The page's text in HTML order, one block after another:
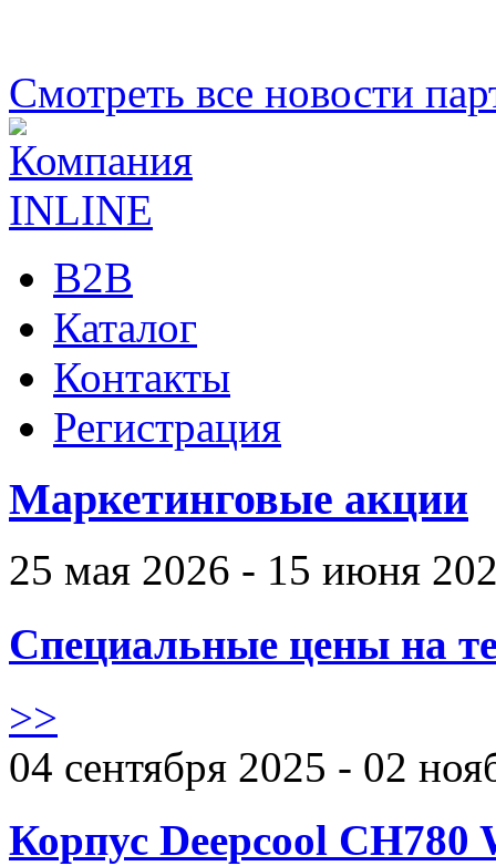
Смотреть все новости
B2B
Каталог
Контакты
Регистрация
Маркетинговые акции
25 мая 2026 - 15 июня
Специальные цены на
>>
04 сентября 2025 - 02
Корпус Deepcool CH780